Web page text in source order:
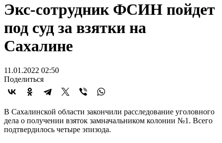
Экс-сотрудник ФСИН пойдет
под суд за взятки на
Сахалине
11.01.2022 02:50
Поделиться
В Сахалинской области закончили расследование уголовного
дела о получении взяток замначальником колонии №1. Всего
подтвердилось четыре эпизода.